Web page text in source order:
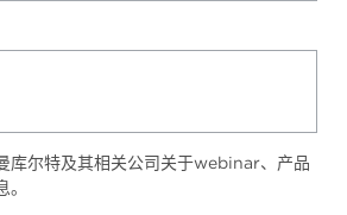
库尔特及其相关公司关于webinar、产品